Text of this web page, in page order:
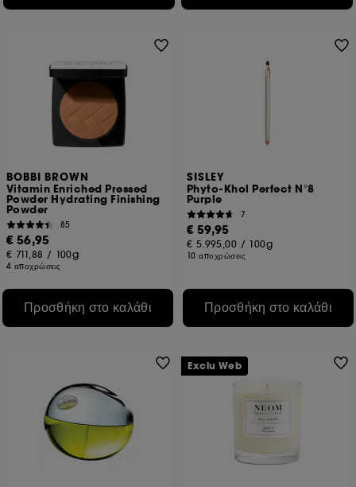
BOBBI BROWN
Vitamin Enriched Pressed
Powder Hydrating Finishing
Powder
85
€ 56,95
€ 711,88 / 100g
4 αποχρώσεις
Προσθήκη στο καλάθι
SISLEY
Phyto-Khol Perfect N°8
Purple
7
€ 59,95
€ 5.995,00 / 100g
10 αποχρώσεις
Προσθήκη στο καλάθι
Exclu Web
Cookies για την εξασφάλιση online πληρωμών :μας
την κλοπή ταυτότητας.
Εκτός από τα τεχνικά cookies, η εφαρμογή των
υπόλοιπων ιχνηλατών απαιτεί τη συγκατάθεσή σας.
Μπορείτε να προσαρμόσετε τις επιλογές σας σχετικά με την
τοποθέτηση αυτών των cookies χρησιμοποιώντας το
κουμπί "Προσαρμογή των επιλογών μου" παρακάτω ή να
να επιλέξετε να αποσύρετε τη συγκατάθεσή σας ανά πάσα
στιγμή. Αν θέλετε περισσότερες πληροφορίες σχετικά με τα
cookies που χρησιμοποιούνται, κάντε κλικ